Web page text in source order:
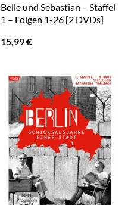
Belle und Sebastian – Staffel
1 – Folgen 1-26 [2 DVDs]
15,99€